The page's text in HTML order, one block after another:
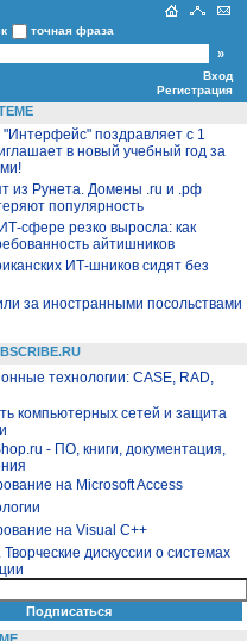
точная фраза
Вход
Регистрация
поздравляет с 1
в новый учебный год за
из Рунета. Домены .ru и .рф
популярность
сфере резко выросла: как
айтишников
ИТ-шников сидят без
за иностранными посольствами
технологии: CASE, RAD,
компьютерных сетей и защита
- ПО, книги, документация,
на Microsoft Access
на Visual С++
дискуссии о системах